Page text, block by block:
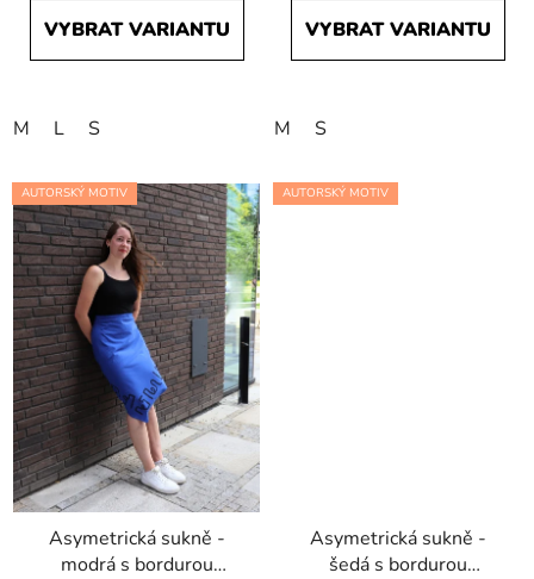
VYBRAT VARIANTU
M L S
VYBRAT VARIANTU
M S
AUTORSKÝ MOTIV
Asymetrická sukně -
modrá s bordurou
AUTORSKÝ MOTIV
Asymetrická sukně -
šedá s bordurou